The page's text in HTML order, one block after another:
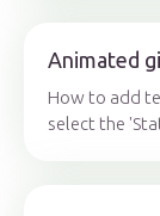
Animated
How to add
select the